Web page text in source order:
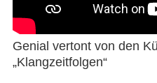
Genial vertont von den
„Klangzeitfolgen“